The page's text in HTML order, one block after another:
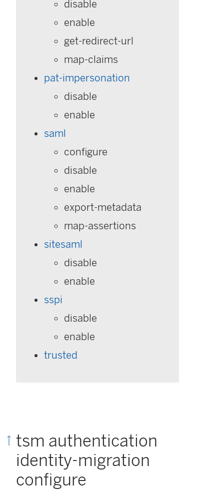
disable
enable
get-redirect-url
map-claims
pat-impersonation
disable
enable
saml
configure
disable
enable
export-metadata
map-assertions
sitesaml
disable
enable
sspi
disable
enable
trusted
tsm authentication
identity-migration
configure